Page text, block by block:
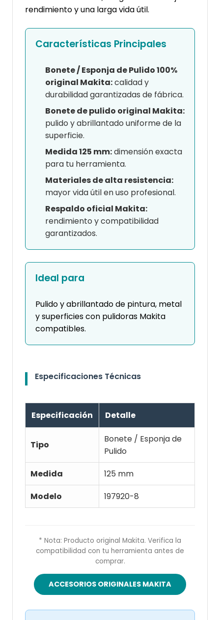
rendimiento y una larga vida útil.
Características Principales
Bonete / Esponja de Pulido 100%
original Makita:calidad y
durabilidad garantizadas de fábrica.
Bonete de pulido original Makita:
pulido y abrillantado uniforme de la
superficie.
Medida 125 mm:dimensión exacta
para tu herramienta.
Materiales de alta resistencia:
mayor vida útil en uso profesional.
Respaldo oficial Makita:
rendimiento y compatibilidad
garantizados.
Ideal para
Pulido y abrillantado de pintura, metal
y superficies con pulidoras Makita
compatibles.
Especificaciones Técnicas
Especificación Detalle
Tipo
Bonete / Esponja de
Pulido
Medida
125 mm
Modelo
197920-8
* Nota: Producto original Makita. Verifica la
compatibilidad con tu herramienta antes de
comprar.
ACCESORIOS ORIGINALES MAKITA